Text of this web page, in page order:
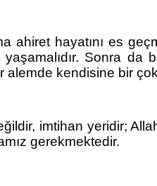
ahiret hayatını es
Sonra da
alemde kendisine bir
imtihan yeridir;
gerekmektedir.